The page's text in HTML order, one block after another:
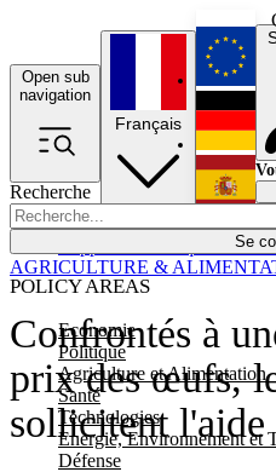
Open sub
navigation
Recherche
Se
POLICY AREAS
Economie
Politique
Agriculture et Alimentation
Santé
Technologies
Energie, Environnement et
Défense
Français
Confrontés à
prix des œufs,
sollicitent l'aide
AGRICULTURE &